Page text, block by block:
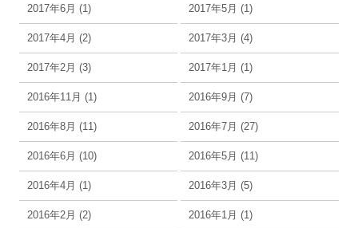
2017年6月 (1) 2017年5月 (1)
2017年4月 (2) 2017年3月 (4)
2017年2月 (3) 2017年1月 (1)
2016年11月 (1) 2016年9月 (7)
2016年8月 (11) 2016年7月 (27)
2016年6月 (10) 2016年5月 (11)
2016年4月 (1) 2016年3月 (5)
2016年2月 (2) 2016年1月 (1)